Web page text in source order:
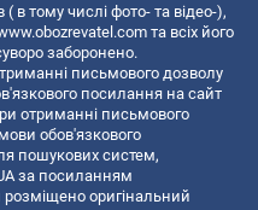
в тому числі фото- та відео-),
та всіх його
заборонено.
письмового дозволу
посилання на сайт
отриманні письмового
обов'язкового
пошукових систем,
за посиланням
розміщено оригінальний